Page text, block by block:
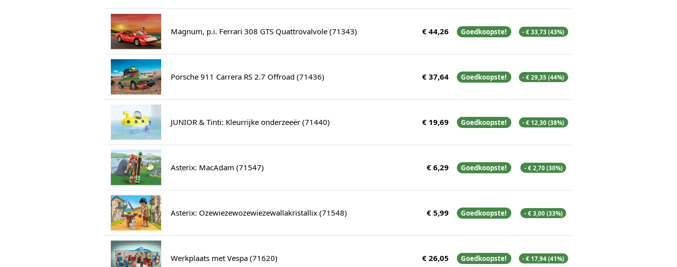
Magnum, p.i. Ferrari 308 GTS Quattrovalvole (71343) € 44,26 Goedkoopste! - € 33,73 (43%)
Porsche 911 Carrera RS 2.7 Offroad (71436) € 37,64 Goedkoopste! - € 29,35 (44%)
JUNIOR & Tinti: Kleurrijke onderzeeër (71440) € 19,69 Goedkoopste! - € 12,30 (38%)
Asterix: MacAdam (71547) € 6,29 Goedkoopste! - € 2,70 (30%)
Asterix: Ozewiezewozewiezewallakristallix (71548) € 5,99 Goedkoopste! - € 3,00 (33%)
Werkplaats met Vespa (71620) € 26,05 Goedkoopste! - € 17,94 (41%)